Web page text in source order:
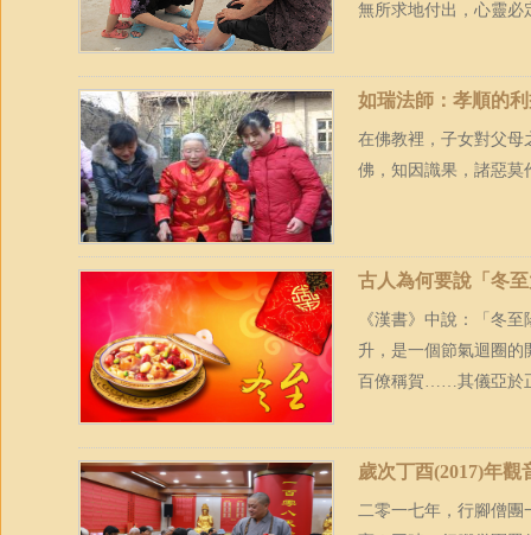
無所求地付出，心靈必
如瑞法師：孝順的
在佛教裡，子女對父母
佛，知因識果，諸惡莫
古人為何要說「冬
《漢書》中說：「冬
升，是一個節氣迴圈
百僚稱賀……其儀亞於
歲次丁酉(2017)年觀
二零一七年，行腳僧團